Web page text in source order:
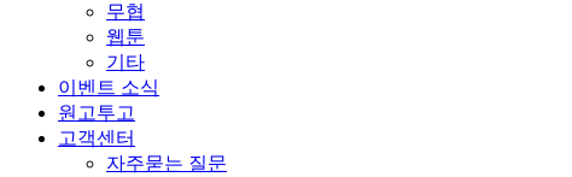
무협
웹툰
기타
이벤트 소식
원고투고
고객센터
자주묻는 질문